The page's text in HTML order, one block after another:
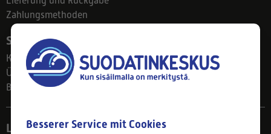
Zahlungsmethoden
Suodatinkeskus
Kontakt
Über uns
Blog
Ladengeschäft
Besserer Service mit Cookies